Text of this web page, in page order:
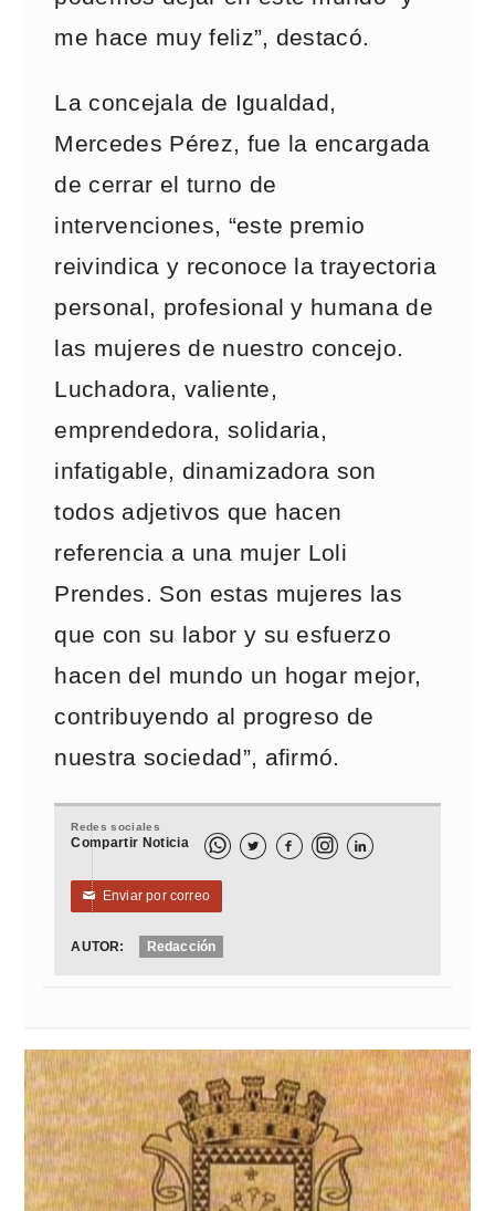
me hace muy feliz”, destacó.
La concejala de Igualdad,
Mercedes Pérez, fue la encargada
de cerrar el turno de
intervenciones, “este premio
reivindica y reconoce la trayectoria
personal, profesional y humana de
las mujeres de nuestro concejo.
Luchadora, valiente,
emprendedora, solidaria,
infatigable, dinamizadora son
todos adjetivos que hacen
referencia a una mujer Loli
Prendes. Son estas mujeres las
que con su labor y su esfuerzo
hacen del mundo un hogar mejor,
contribuyendo al progreso de
nuestra sociedad”, afirmó.
Redes sociales
Compartir Noticia   
✉ Enviar por correo
AUTOR: Redacción